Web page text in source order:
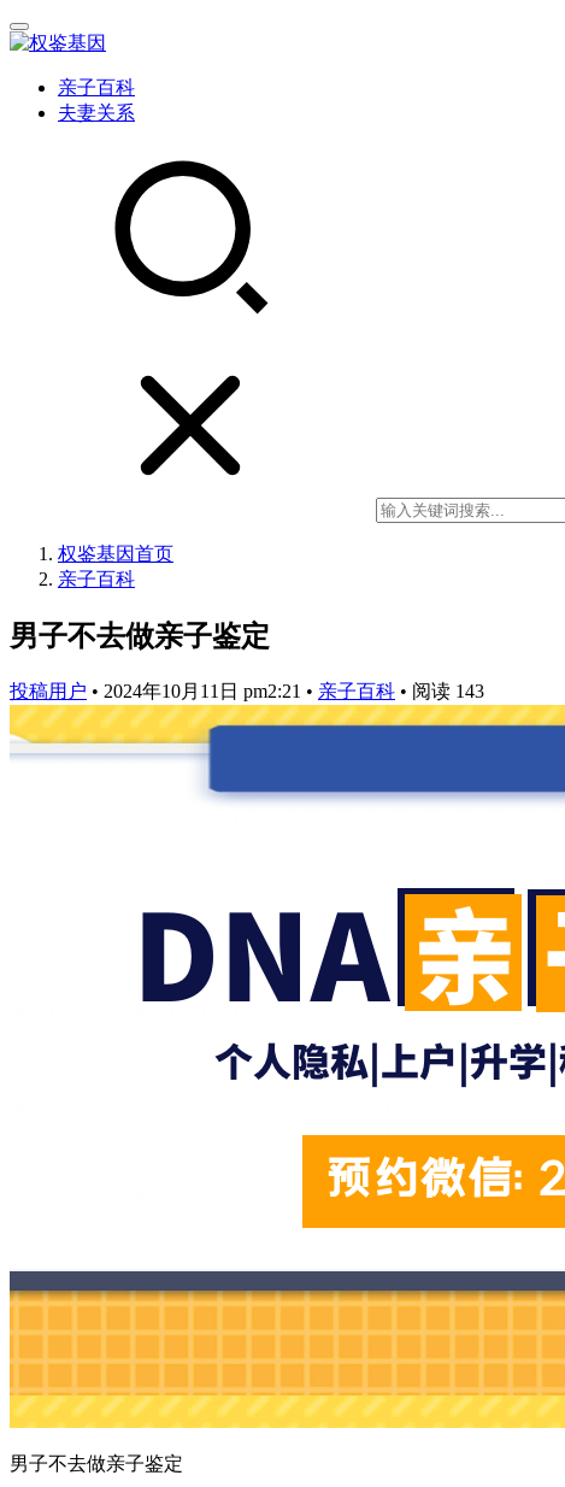
亲子百科
夫妻关系
权鉴基因首页
亲子百科
男子不去做亲子鉴定
投稿用户 • 2024年10月11日 pm2:21 • 亲子百科 • 阅读 143
男子不去做亲子鉴定